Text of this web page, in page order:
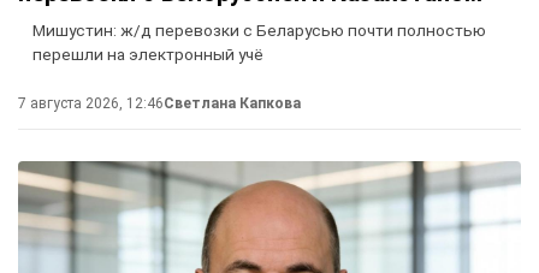
Мишустин: ж/д перевозки с Беларусью почти полностью
перешли на электронный учё
7 августа 2026, 12:46Светлана Капкова